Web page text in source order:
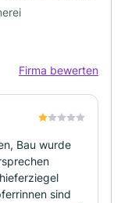
Firma bewerten
Bau wurde
sind